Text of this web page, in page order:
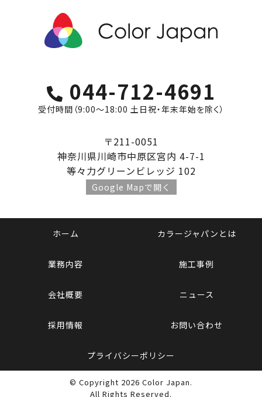
044-712-4691
受付時間（9:00〜18:00 土日祝・年末年始を除く）
〒211-0051
神奈川県川崎市中原区宮内 4-7-1
等々力グリーンビレッジ 102
Google Mapで開く
ホーム カラージャパンとは
業務内容 施工事例
会社概要 ニュース
採用情報 お問い合わせ
プライバシーポリシー
© Copyright 2026 Color Japan.
All Rights Reserved.